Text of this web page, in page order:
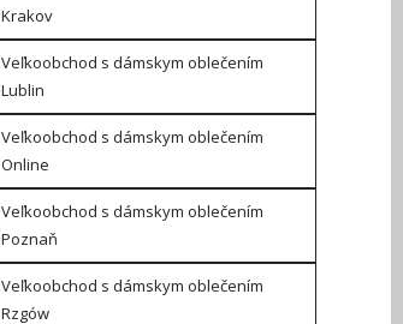
Krakov
Veľkoobchod s dámskym oblečením
Lublin
Veľkoobchod s dámskym oblečením
Online
Veľkoobchod s dámskym oblečením
Poznaň
Veľkoobchod s dámskym oblečením
Rzgów